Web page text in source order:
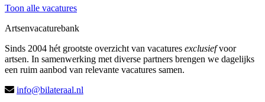
Toon alle vacatures
Artsenvacaturebank
Sinds 2004 hét grootste overzicht van vacatures exclusiefvoor
artsen. In samenwerking met diverse partners brengen we dagelijks
een ruim aanbod van relevante vacatures samen.
info@bilateraal.nl